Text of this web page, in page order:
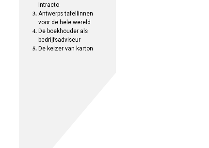
Intracto
Antwerps tafellinnen
voor de hele wereld
De boekhouder als
bedrijfsadviseur
De keizer van karton